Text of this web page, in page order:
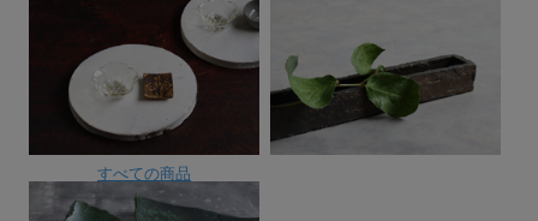
すべての商品